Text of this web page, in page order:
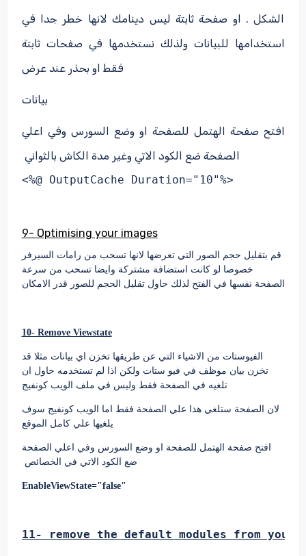
الشكل . او صفحة ثابتة ليس دينامك لانها خطر جدا في
استخدامها للبيانات ولذلك نستخدمها في صفحات ثابتة
فقط او بحذر عند عرض
بيانات
افتح صفحة الهتمل للصفحة او وضع السورس وفي اعلي
الصفحة ضع الكود الاتي وغير مدة الكاش بالثواني
<%@ OutputCache Duration="10"%>
9- Optimising your images
قم بتقليل حجم الصور التي تعرضها لانها تسحب من رامات السيرفر
خصوصا لو كانت استضافة مشتركة وايضا تسحب من سرعة
الصفحة نفسها في الفتح لذلك حاول تقليل الحجم للصور قدر الامكان
10- Remove Viewstate
الفيوستات من الاشياء التي عن طريقها تخزن اي بيانات مثلا قد
تخزن بيان موظف في فيو ستات ولكن اذا لم تستخدمه حاول ان
تلغيه في الصفحة فقط وليس في ملف الويب كونفيج
لان الصفحة ستلغي هذا علي الصفحة فقط اما الويب كونفيج سوف
يلغيها علي كامل الموقع
افتح صفحة الهتمل للصفحة او وضع السورس وفي اعلي الصفحة
ضع الكود الاتي في الخصائص
EnableViewState="false"
11- remove the default modules from your